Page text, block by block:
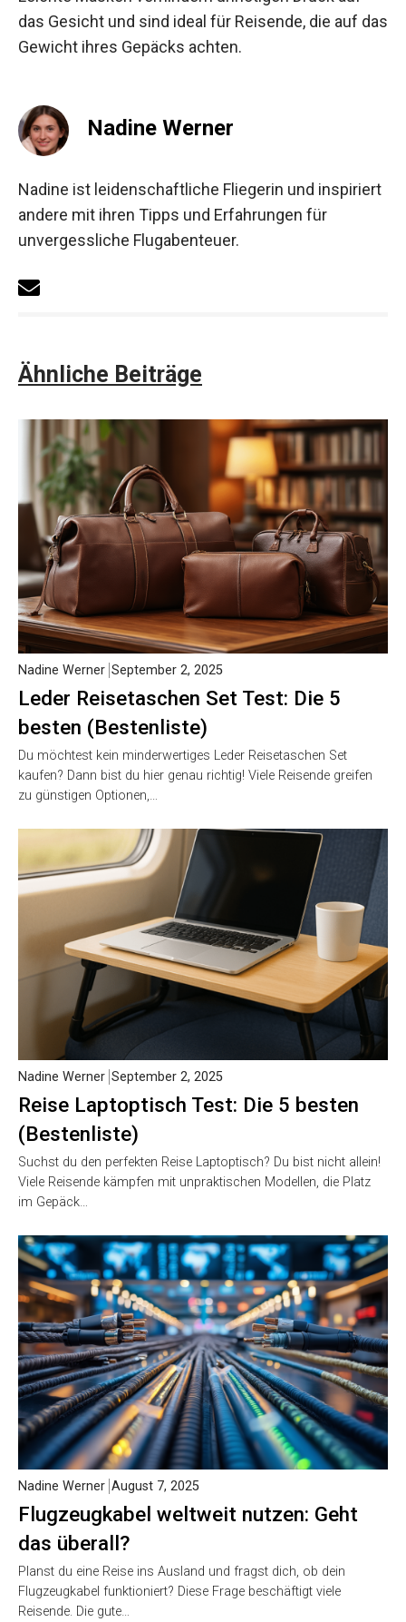
das Gesicht und sind ideal für Reisende, die auf das
Gewicht ihres Gepäcks achten.
Nadine Werner
Nadine ist leidenschaftliche Fliegerin und inspiriert
andere mit ihren Tipps und Erfahrungen für
unvergessliche Flugabenteuer.
Ähnliche Beiträge
Leder Reisetaschen Set Test: Die 5
besten (Bestenliste)
Nadine Werner September 2, 2025
Du möchtest kein minderwertiges Leder Reisetaschen Set
kaufen? Dann bist du hier genau richtig! Viele Reisende greifen
zu günstigen Optionen,…
Reise Laptoptisch Test: Die 5 besten
(Bestenliste)
Nadine Werner September 2, 2025
Suchst du den perfekten Reise Laptoptisch? Du bist nicht allein!
Viele Reisende kämpfen mit unpraktischen Modellen, die Platz
im Gepäck…
Flugzeugkabel weltweit nutzen: Geht
das überall?
Nadine Werner August 7, 2025
Planst du eine Reise ins Ausland und fragst dich, ob dein
Flugzeugkabel funktioniert? Diese Frage beschäftigt viele
Reisende. Die gute…